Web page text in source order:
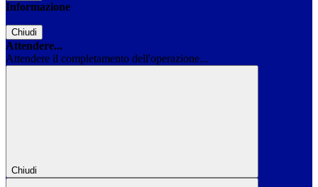
Informazione
Chiudi
Attendere...
Attendere il completamento dell'operazione...
Chiudi